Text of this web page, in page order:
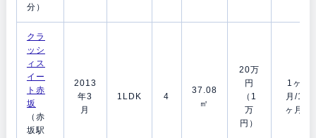
分）
クラ
ッシ
ィス
イー
ト赤
坂
（赤
坂駅
2013
年3
月
1LDK 4
37.08
㎡
20万
円
（1
万
円）
1ヶ
月/1
ヶ月